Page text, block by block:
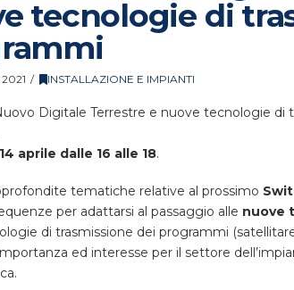
tecnologie di
INSTALLAZIONE E IMPIANTI
Digitale Terrestre e nuove tecnologie di
aprile dalle 16 alle 18.
tematiche relative al prossimo
per adattarsi al passaggio alle nuove
di trasmissione dei programmi
ed interesse per il settore